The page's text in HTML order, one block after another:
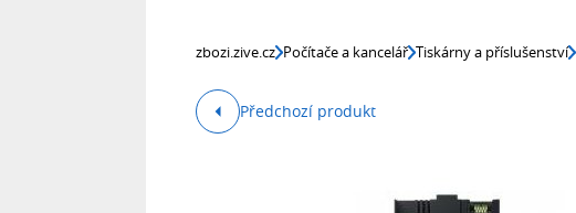
zbozi.zive.cz Počítače a kancelář Tiskárny a příslušenství
Předchozí produkt